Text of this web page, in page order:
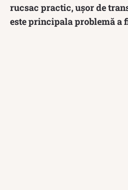
rucsac practic, ușor de
este principala problemă a